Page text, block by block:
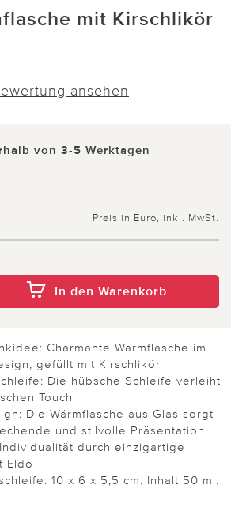
mit Kirschlikör
ansehen
von 3-5 Werktagen
Preis in Euro, inkl. MwSt.
In den Warenkorb
Charmante Wärmflasche im
gefüllt mit Kirschlikör
Die hübsche Schleife verleiht
Touch
Die Wärmflasche aus Glas sorgt
und stilvolle Präsentation
durch einzigartige
Eldo
10 x 6 x 5,5 cm. Inhalt 50 ml.